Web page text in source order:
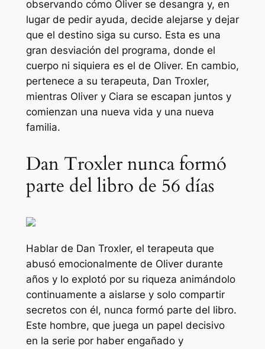
observando cómo Oliver se desangra y, en
lugar de pedir ayuda, decide alejarse y dejar
que el destino siga su curso. Esta es una
gran desviación del programa, donde el
cuerpo ni siquiera es el de Oliver. En cambio,
pertenece a su terapeuta, Dan Troxler,
mientras Oliver y Ciara se escapan juntos y
comienzan una nueva vida y una nueva
familia.
Dan Troxler nunca formó
parte del libro de 56 días
Hablar de Dan Troxler, el terapeuta que
abusó emocionalmente de Oliver durante
años y lo explotó por su riqueza animándolo
continuamente a aislarse y solo compartir
secretos con él, nunca formó parte del libro.
Este hombre, que juega un papel decisivo
en la serie por haber engañado y